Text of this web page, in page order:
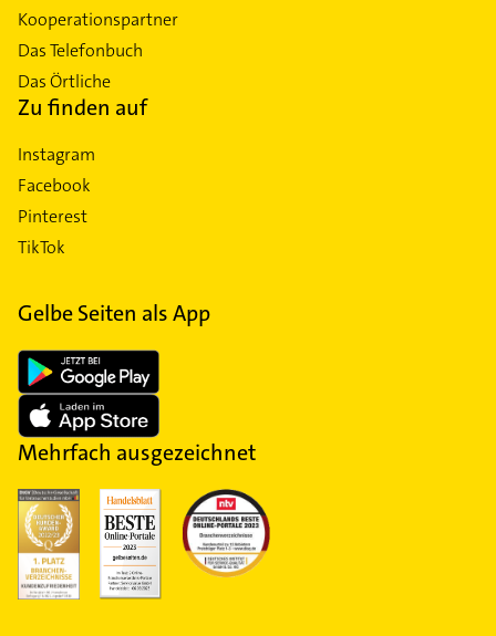
Kooperationspartner
Das Telefonbuch
Das Örtliche
Zu finden auf
Instagram
Facebook
Pinterest
TikTok
Gelbe Seiten als App
Mehrfach ausgezeichnet